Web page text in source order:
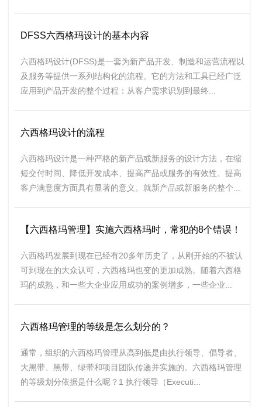
DFSS六西格玛设计的基本内容
六西格玛设计(DFSS)是一套为新产品开发、制造和运营流程以
及服务等提供一系列结构化的流程。它的方法和工具已经广泛
应用到产品开发的整个过程：从客户需求识别到最终...
六西格玛设计的流程
六西格玛设计是一种严格的新产品或新服务的设计方法，在缩
短交付时间、降低开发成本、提高产品或服务的有效性、提高
客户满意度方面具有显著的意义。就新产品或新服务的整个...
【六西格玛管理】实施六西格玛时，常犯的8个错误！
六西格玛发展到现在已经有20多年历史了，从刚开始的不被认
可到现在的大众认可，六西格玛也变的更加成熟。随着六西格
玛的成熟，和一些大企业应用成功的案例增多，一些企业...
六西格玛管理的等级是怎么划分的？
通常，组织的六西格玛管理从高到低是由执行领导、倡导者、
大黑带、黑带、绿带和项目团队传递并实施的。六西格玛管理
的等级划分依据是什么呢？1 执行领导（Executi...